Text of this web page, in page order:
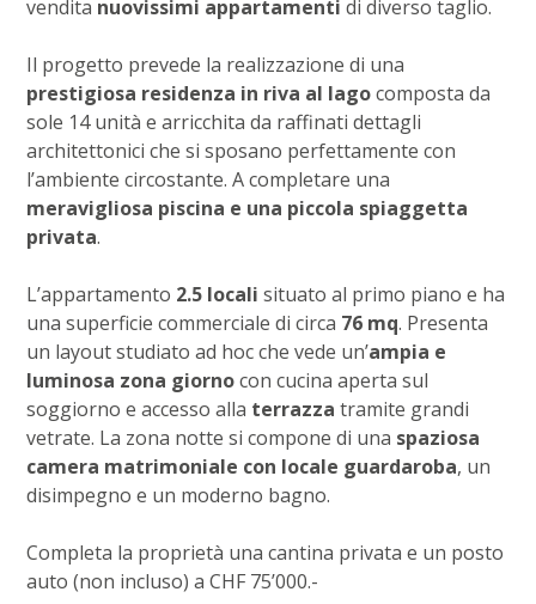
vendita nuovissimi appartamenti di diverso taglio.
Il progetto prevede la realizzazione di una
prestigiosa residenza in riva al lagocomposta da
sole 14 unità e arricchita da raffinati dettagli
architettonici che si sposano perfettamente con
l’ambiente circostante. A completare una
meravigliosa piscina e una piccola spiaggetta
privata.
L’appartamento 2.5 locali situato al primo piano e ha
una superficie commerciale di circa 76 mq. Presenta
un layout studiato ad hoc che vede un’ampia e
luminosa zona giornocon cucina aperta sul
soggiorno e accesso alla terrazza tramite grandi
vetrate. La zona notte si compone di una spaziosa
camera matrimoniale con locale guardaroba, un
disimpegno e un moderno bagno.
Completa la proprietà una cantina privata e un posto
auto (non incluso) a CHF 75’000.-